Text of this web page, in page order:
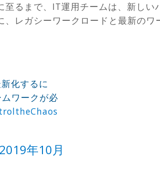
るまで、IT運用チームは、新しい
レガシーワークロードと最新のワ
化するに
ワークが必
2019年10月